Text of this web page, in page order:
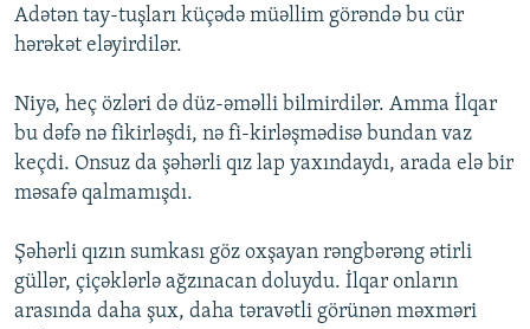
Adətən tay-tuşları küçədə müəllim görəndə bu cür
hərəkət eləyirdilər.
Niyə, heç özləri də düz-əməlli bilmirdilər. Amma İlqar
bu dəfə nə fikirləşdi, nə fi-kirləşmədisə bundan vaz
keçdi. Onsuz da şəhərli qız lap yaxındaydı, arada elə bir
məsafə qalmamışdı.
Şəhərli qızın sumkası göz oxşayan rəngbərəng ətirli
güllər, çiçəklərlə ağzınacan doluydu. İlqar onların
arasında daha şux, daha təravətli görünən məxməri